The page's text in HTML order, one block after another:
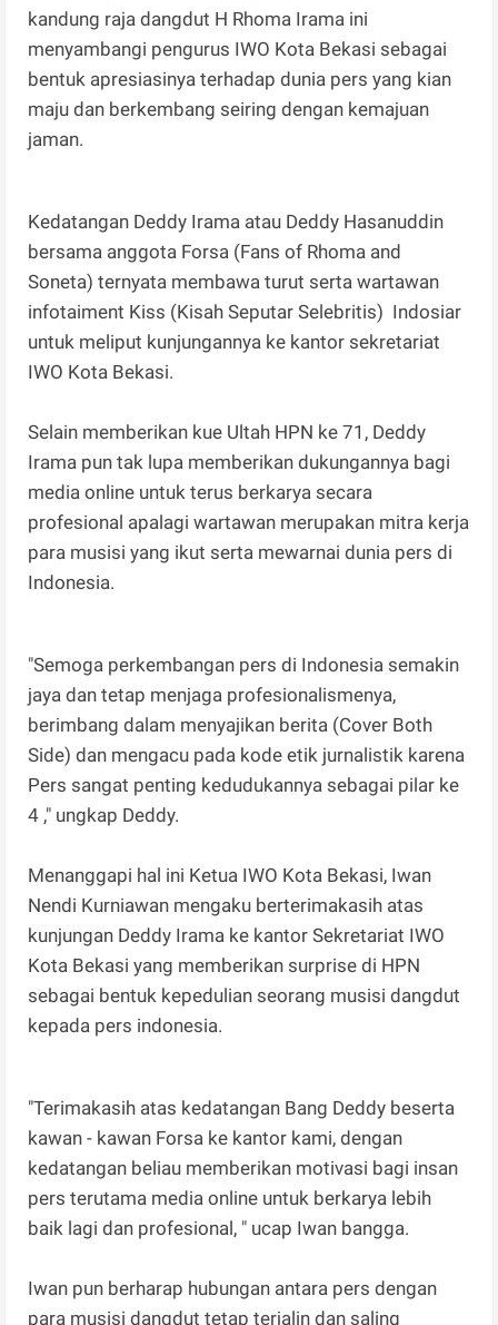
kandung raja dangdut H Rhoma Irama ini
menyambangi pengurus IWO Kota Bekasi sebagai
bentuk apresiasinya terhadap dunia pers yang kian
maju dan berkembang seiring dengan kemajuan
jaman.
Kedatangan Deddy Irama atau Deddy Hasanuddin
bersama anggota Forsa (Fans of Rhoma and
Soneta) ternyata membawa turut serta wartawan
infotaiment Kiss (Kisah Seputar Selebritis) Indosiar
untuk meliput kunjungannya ke kantor sekretariat
IWO Kota Bekasi.
Selain memberikan kue Ultah HPN ke 71, Deddy
Irama pun tak lupa memberikan dukungannya bagi
media online untuk terus berkarya secara
profesional apalagi wartawan merupakan mitra kerja
para musisi yang ikut serta mewarnai dunia pers di
Indonesia.
"Semoga perkembangan pers di Indonesia semakin
jaya dan tetap menjaga profesionalismenya,
berimbang dalam menyajikan berita (Cover Both
Side) dan mengacu pada kode etik jurnalistik karena
Pers sangat penting kedudukannya sebagai pilar ke
4 ," ungkap Deddy.
Menanggapi hal ini Ketua IWO Kota Bekasi, Iwan
Nendi Kurniawan mengaku berterimakasih atas
kunjungan Deddy Irama ke kantor Sekretariat IWO
Kota Bekasi yang memberikan surprise di HPN
sebagai bentuk kepedulian seorang musisi dangdut
kepada pers indonesia.
"Terimakasih atas kedatangan Bang Deddy beserta
kawan - kawan Forsa ke kantor kami, dengan
kedatangan beliau memberikan motivasi bagi insan
pers terutama media online untuk berkarya lebih
baik lagi dan profesional, " ucap Iwan bangga.
Iwan pun berharap hubungan antara pers dengan
para musisi dangdut tetap terjalin dan saling